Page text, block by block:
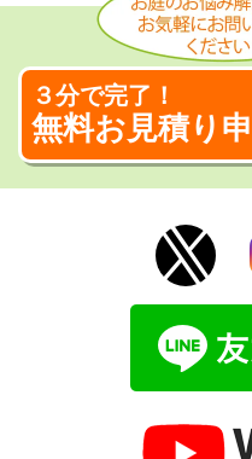
３分で完了！
無料お見積り